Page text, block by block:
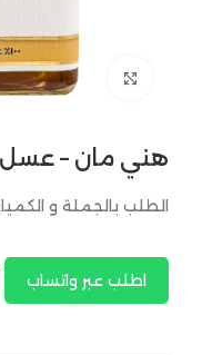
to enlarge
هني مان – عسل
الطلب بالجملة و
اطلب عبر واتساب